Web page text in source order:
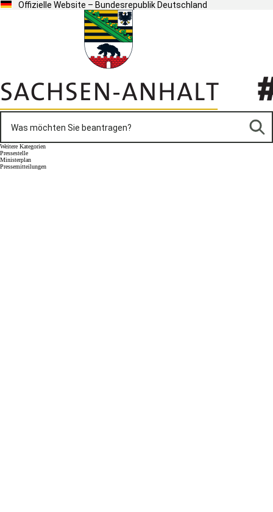
Offizielle Website – Bundesrepublik Deutschland
Weitere Kategorien
Pressestelle
Ministerplan
Pressemitteilungen